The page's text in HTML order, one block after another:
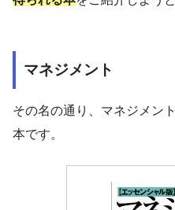
マネジメント
その名の通り、マネジメン
本です。